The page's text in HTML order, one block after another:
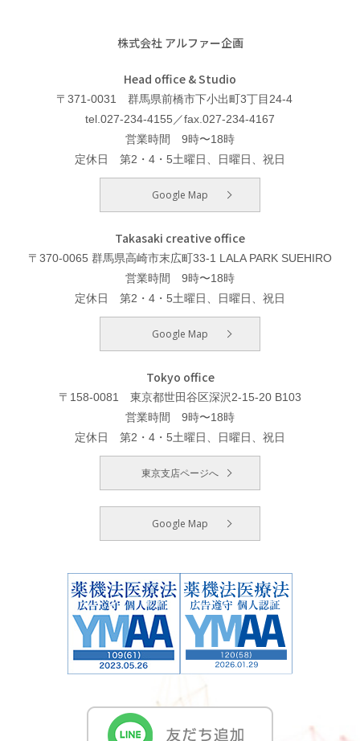
株式会社 アルファー企画
Head office & Studio
〒371-0031 群馬県前橋市下小出町3丁目24-4
tel.027-234-4155／fax.027-234-4167
営業時間 9時〜18時
定休日 第2・4・5土曜日、日曜日、祝日
Google Map
Takasaki creative office
〒370-0065 群馬県高崎市末広町33-1 LALA PARK SUEHIRO
営業時間 9時〜18時
定休日 第2・4・5土曜日、日曜日、祝日
Google Map
Tokyo office
〒158-0081 東京都世田谷区深沢2-15-20 B103
営業時間 9時〜18時
定休日 第2・4・5土曜日、日曜日、祝日
東京支店ページへ
Google Map